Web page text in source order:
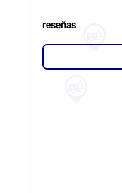
reseñas